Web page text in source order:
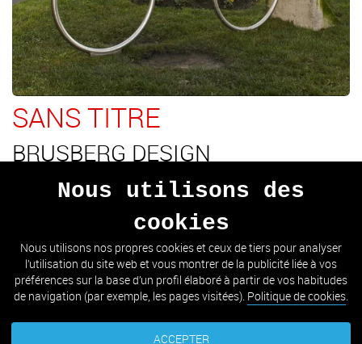
SANS TITRE
BRUSBERG DESIGN
Centre (Paseo de Miraconcha, en face de La Perla)
Parking vélos en forme de bicyclette.
VOIR DÉTAIL
Nous utilisons des
cookies
Nous utilisons nos propres cookies et ceux de tiers pour analyser
l’utilisation du site web et vous montrer de la publicité liée à vos
préférences sur la base d’un profil élaboré à partir de vos habitudes
de navigation (par exemple, les pages visitées). Politique de cookies.
ACCEPTER